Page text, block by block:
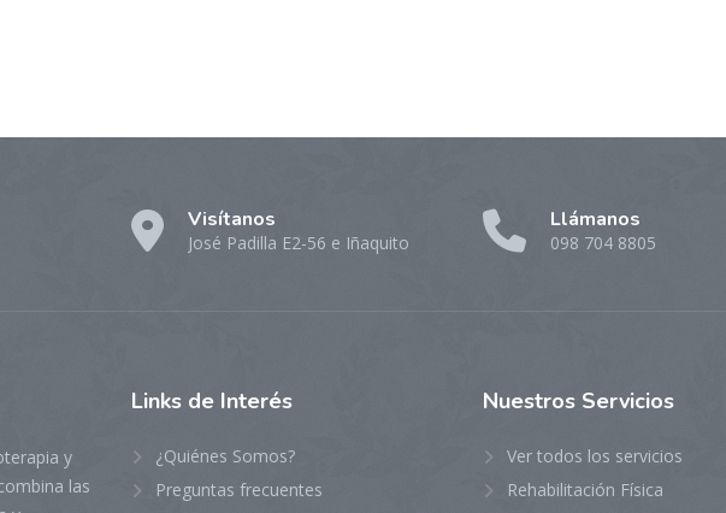
Visítanos
José Padilla E2-56 e Iñaquito
Llámanos
098 704 8805
y
las
Links de Interés
¿Quiénes Somos?
Preguntas frecuentes
Nuestros Servicios
Ver todos los servicios
Rehabilitación Física